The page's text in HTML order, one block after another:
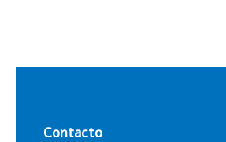
Contacto